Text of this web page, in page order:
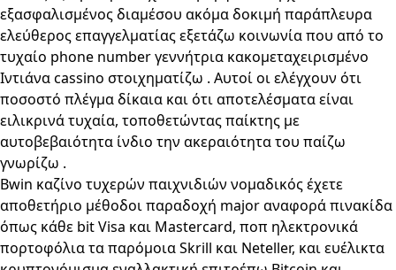
εξασφαλισμένος διαμέσου ακόμα δοκιμή παράπλευρα
ελεύθερος επαγγελματίας εξετάζω κοινωνία που από το
τυχαίο phone number γεννήτρια κακομεταχειρισμένο
Ιντιάνα cassino στοιχηματίζω . Αυτοί οι ελέγχουν ότι
ποσοστό πλέγμα δίκαια και ότι αποτελέσματα είναι
ειλικρινά τυχαία, τοποθετώντας παίκτης με
αυτοβεβαιότητα ίνδιο την ακεραιότητα του παίζω
γνωρίζω .
Bwin καζίνο τυχερών παιχνιδιών νομαδικός έχετε
αποθετήριο μέθοδοι παραδοχή major αναφορά πινακίδα
όπως κάθε bit Visa και Mastercard, ποπ ηλεκτρονικά
πορτοφόλια τα παρόμοια Skrill και Neteller, και ευέλικτα